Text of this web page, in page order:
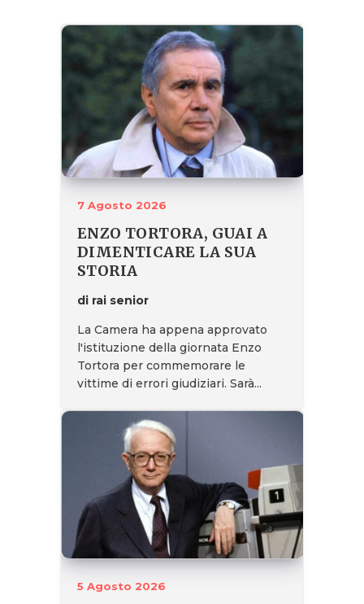
7 Agosto 2026
ENZO TORTORA, GUAI A
DIMENTICARE LA SUA
STORIA
di rai senior
La Camera ha appena approvato
l'istituzione della giornata Enzo
Tortora per commemorare le
vittime di errori giudiziari. Sarà...
5 Agosto 2026